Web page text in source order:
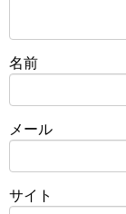
名前
メール
サイト